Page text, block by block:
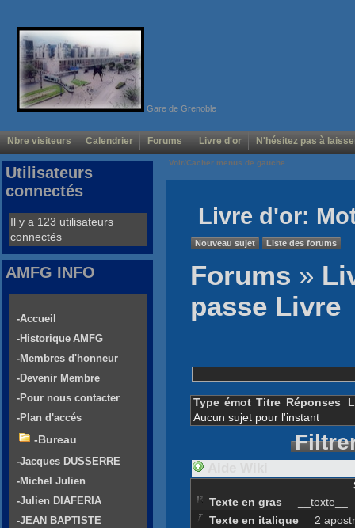
Gare de Grenoble
Nbre visiteurs Calendrier Forums Livre d'or N'hésitez pas à
Voir/Cacher menus de gauche
Livre d'or:
Nouveau sujet Liste des forums
Forums »
passe Livre
Type émot Titre Réponses
Aucun sujet pour l'instant
Texte en gras __texte__
Texte en italique2
Utilisateurs
connectés
Il y a 123 utilisateurs
connectés
AMFG INFO
-Accueil
-Historique AMFG
-Membres d'honneur
-Devenir Membre
-Pour nous contacter
-Plan d'accés
-Bureau
-Jacques DUSSERRE
-Michel Julien
-Julien DIAFERIA
-JEAN BAPTISTE